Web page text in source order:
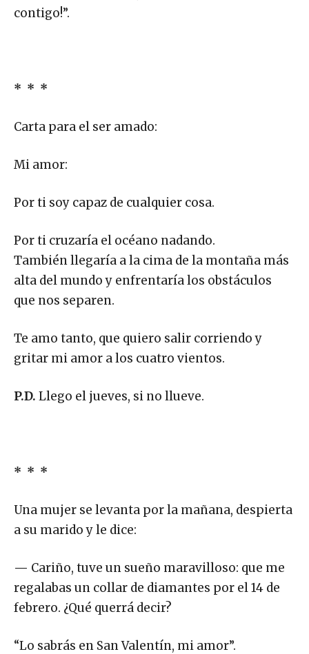
contigo!”.
* * *
Carta para el ser amado:
Mi amor:
Por ti soy capaz de cualquier cosa.
Por ti cruzaría el océano nadando.
También llegaría a la cima de la montaña más
alta del mundo y enfrentaría los obstáculos
que nos separen.
Te amo tanto, que quiero salir corriendo y
gritar mi amor a los cuatro vientos.
P.D. Llego el jueves, si no llueve.
* * *
Una mujer se levanta por la mañana, despierta
a su marido y le dice:
— Cariño, tuve un sueño maravilloso: que me
regalabas un collar de diamantes por el 14 de
febrero. ¿Qué querrá decir?
“Lo sabrás en San Valentín, mi amor”.